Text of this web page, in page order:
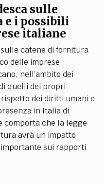
sulle
e i possibili
italiane
catene di fornitura
delle imprese
nell’ambito dei
quelli dei propri
dei diritti umani e
in Italia di
comporta che la legge
avrà un impatto
sui rapporti